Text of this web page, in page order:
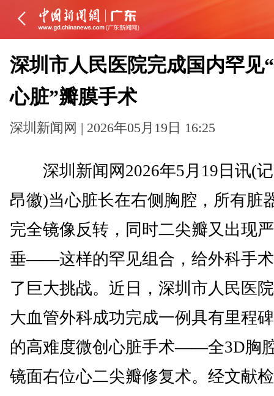
深圳市人民医院完成国内罕见
心脏”瓣膜手术
深圳新闻网 | 2026年05月19日 16:25
深圳新闻网2026年5月19日讯(
昂徽)当心脏长在右侧胸腔，所有脏
完全镜像反转，同时二尖瓣又出现
垂——这样的罕见组合，给外科手
了巨大挑战。近日，深圳市人民医
大血管外科成功完成一例具有里程
的高难度微创心脏手术——全3D胸
镜面右位心二尖瓣修复术。经文献